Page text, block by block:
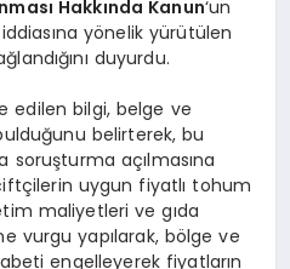
Hakkında Kanun‘un
yönelik yürütülen
duyurdu.
edilen bilgi, belge ve
belirterek, bu
soruşturma açılmasına
uygun fiyatlı tohum
maliyetleri ve gıda
vurgu yapılarak, bölge ve
engelleyerek fiyatların